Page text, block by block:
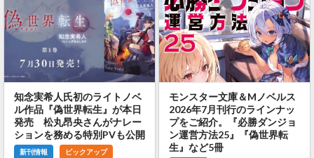
知念実希人氏初のライトノベ
ル作品『偽世界転生』が本日
発売 松丸昂央さんがナレー
ションを務める特別PVも公開
新刊情報 ピックアップ
モンスター文庫＆Mノベルス
2026年7月刊行のラインナッ
プをご紹介。『必勝ダンジョ
ン運営方法25』『偽世界転
生』など5冊